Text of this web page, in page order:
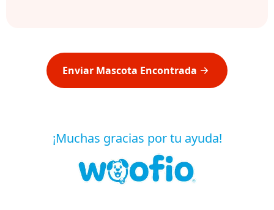
Enviar Mascota Encontrada
¡Muchas gracias por tu ayuda!